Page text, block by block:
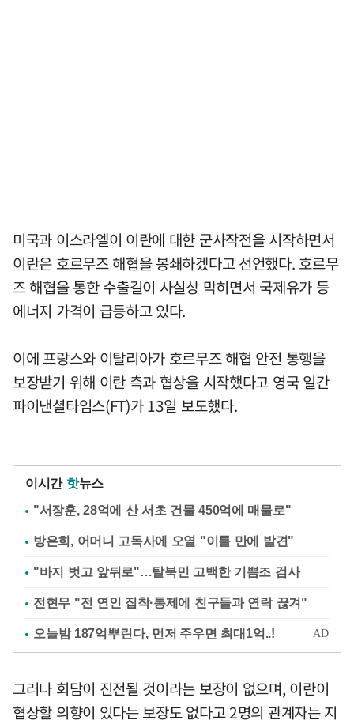
미국과 이스라엘이 이란에 대한 군사작전을 시작하면서
이란은 호르무즈 해협을 봉쇄하겠다고 선언했다. 호르무
즈 해협을 통한 수출길이 사실상 막히면서 국제유가 등
에너지 가격이 급등하고 있다.
이에 프랑스와 이탈리아가 호르무즈 해협 안전 통행을
보장받기 위해 이란 측과 협상을 시작했다고 영국 일간
파이낸셜타임스(FT)가 13일 보도했다.
이시간 핫뉴스
"서장훈, 28억에 산 서초 건물 450억에 매물로"
방은희, 어머니 고독사에 오열 "이틀 만에 발견"
"바지 벗고 앞뒤로"…탈북민 고백한 기쁨조 검사
전현무 "전 연인 집착·통제에 친구들과 연락 끊겨"
그러나 회담이 진전될 것이라는 보장이 없으며, 이란이
협상할 의향이 있다는 보장도 없다고 2명의 관계자는 지